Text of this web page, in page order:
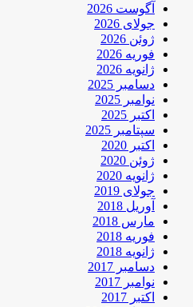
آگوست 2026
جولای 2026
ژوئن 2026
فوریه 2026
ژانویه 2026
دسامبر 2025
نوامبر 2025
اکتبر 2025
سپتامبر 2025
اکتبر 2020
ژوئن 2020
ژانویه 2020
جولای 2019
آوریل 2018
مارس 2018
فوریه 2018
ژانویه 2018
دسامبر 2017
نوامبر 2017
اکتبر 2017